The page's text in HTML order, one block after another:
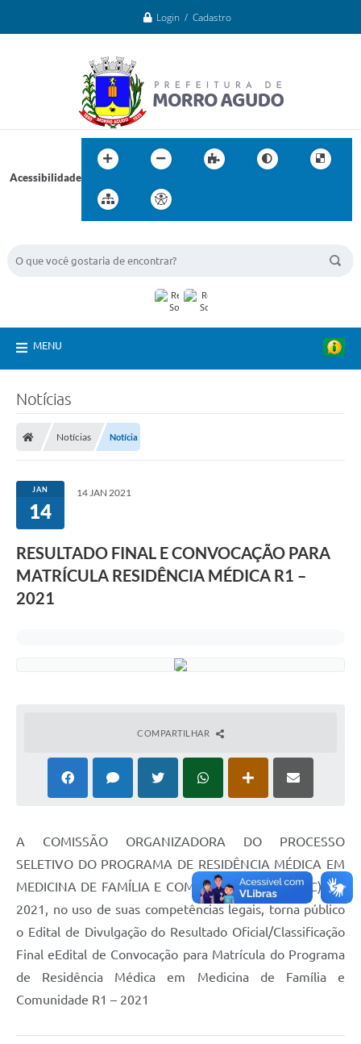
Login / Cadastro
Acessibilidade
MENU
Notícias
Notícias Notícia
JAN
14
14 JAN 2021
RESULTADO FINAL E CONVOCAÇÃO PARA
MATRÍCULA RESIDÊNCIA MÉDICA R1 –
2021
COMPARTILHAR
A COMISSÃO ORGANIZADORA DO PROCESSO
SELETIVO DO PROGRAMA DE RESIDÊNCIA MÉDICA EM
MEDICINA DE FAMÍLIA E COMUNIDADE (PRM MFC) R1-
2021, no uso de suas competências legais, torna público
o Edital de Divulgação do Resultado Oficial/Classificação
Final eEdital de Convocação para Matrícula do Programa
de Residência Médica em Medicina de Família e
Comunidade R1 – 2021